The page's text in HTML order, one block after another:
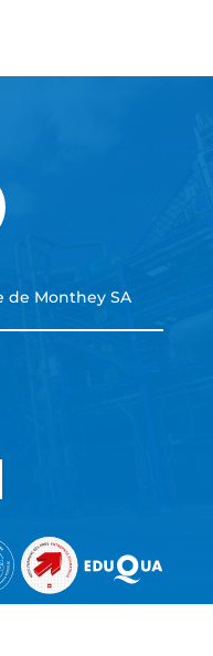
de Monthey SA